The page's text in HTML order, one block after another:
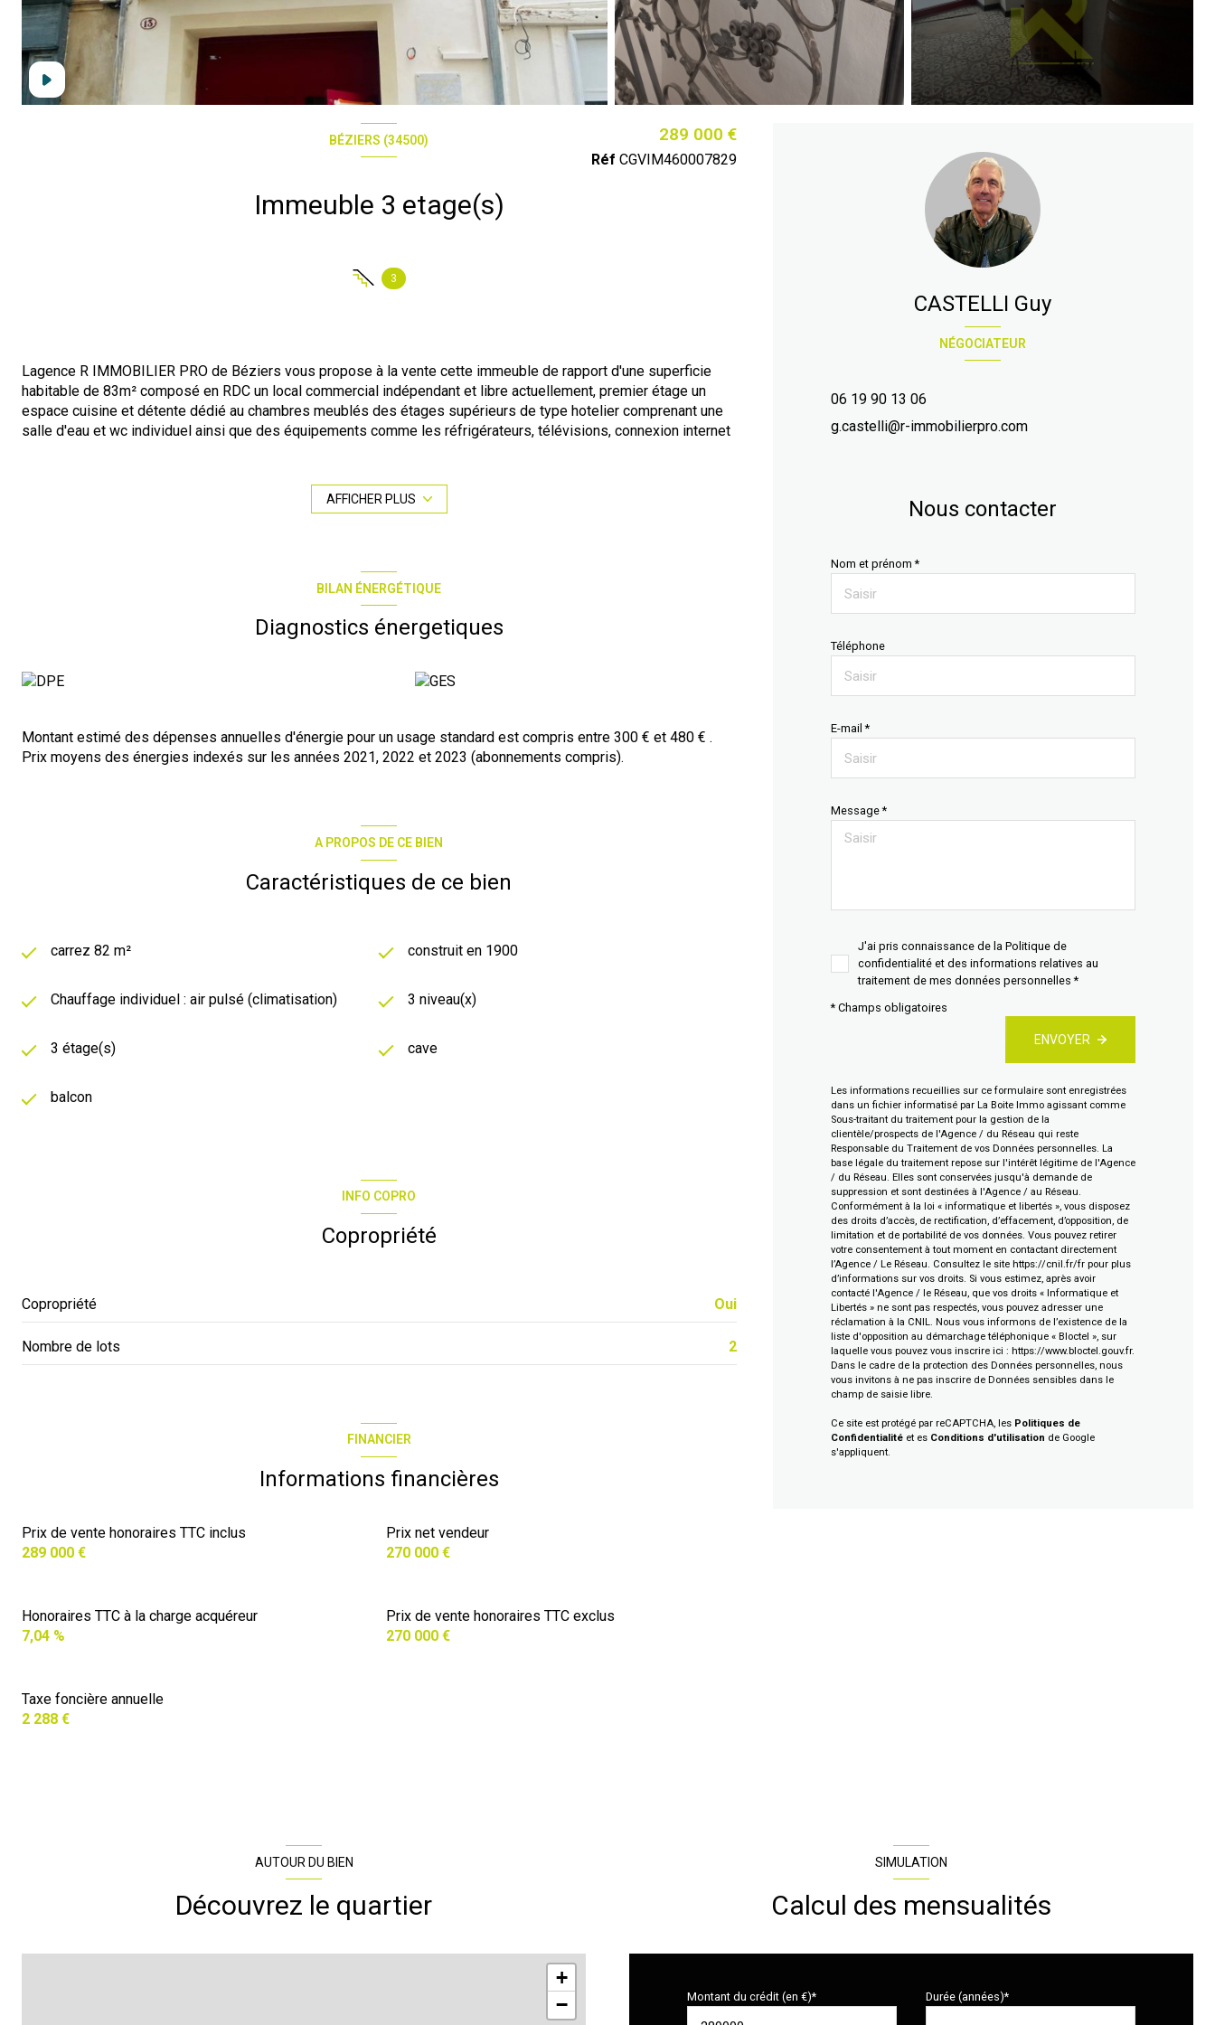
BÉZIERS (34500)
Immeuble 3 etage(s)
3
289 000 €
Réf CGVIM460007829
Lagence R IMMOBILIER PRO de Béziers vous propose à la vente cette immeuble de rapport d'une superficie
habitable de 83m² composé en RDC un local commercial indépendant et libre actuellement, premier étage un
espace cuisine et détente dédié au chambres meublés des étages supérieurs de type hotelier comprenant une
salle d'eau et wc individuel ainsi que des équipements comme les réfrigérateurs, télévisions, connexion internet
Contactez-moi pour tout renseignement ou prise de rendez-vous pour visiter ce bien.
Guy CASTELLI au 06.19.90.13.06 ; mail : g.castelli@r-immobilierpro.com
Les informations sur les risques auxquels ce bien est exposé sont disponibles sur le site
AFFICHER PLUS
BILAN ÉNERGÉTIQUE
Diagnostics énergetiques
Montant estimé des dépenses annuelles d'énergie pour un usage standard est compris entre 300 € et 480 € .
Prix moyens des énergies indexés sur les années 2021, 2022 et 2023 (abonnements compris).
A PROPOS DE CE BIEN
Caractéristiques de ce bien
carrez 82 m² construit en 1900
Chauffage individuel : air pulsé (climatisation) 3 niveau(x)
3 étage(s) cave
balcon
INFO COPRO
Copropriété
Copropriété Oui
Nombre de lots 2
FINANCIER
Informations financières
Prix de vente honoraires TTC inclus
289 000 €
Prix net vendeur
270 000 €
Prix de vente honoraires TTC exclus
270 000 €
Honoraires TTC à la charge acquéreur
7,04 %
Taxe foncière annuelle
2 288 €
NÉGOCIATEUR
CASTELLI Guy
06 19 90 13 06
g.castelli@r-immobilierpro.com
Nous contacter
Nom et prénom *
Téléphone
E-mail *
Message *
J'ai pris connaissance de la Politique de
confidentialité et des informations relatives au
traitement de mes données personnelles *
* Champs obligatoires
ENVOYER
Les informations recueillies sur ce formulaire sont enregistrées
dans un fichier informatisé par La Boite Immo agissant comme
Sous-traitant du traitement pour la gestion de la
clientèle/prospects de l'Agence / du Réseau qui reste
Responsable du Traitement de vos Données personnelles. La
base légale du traitement repose sur l'intérêt légitime de l'Agence
/ du Réseau. Elles sont conservées jusqu'à demande de
suppression et sont destinées à l'Agence / au Réseau.
Conformément à la loi « informatique et libertés », vous disposez
des droits d’accès, de rectification, d’effacement, d’opposition, de
limitation et de portabilité de vos données. Vous pouvez retirer
votre consentement à tout moment en contactant directement
l’Agence / Le Réseau. Consultez le site https://cnil.fr/frpour plus
d’informations sur vos droits. Si vous estimez, après avoir
contacté l'Agence / le Réseau, que vos droits « Informatique et
Libertés » ne sont pas respectés, vous pouvez adresser une
réclamation à la CNIL. Nous vous informons de l’existence de la
liste d'opposition au démarchage téléphonique « Bloctel », sur
laquelle vous pouvez vous inscrire ici : https://www.bloctel.gouv.fr.
Dans le cadre de la protection des Données personnelles, nous
vous invitons à ne pas inscrire de Données sensibles dans le
champ de saisie libre.
Ce site est protégé par reCAPTCHA, les Politiques de
Confidentialitéet es Conditions d'utilisation de Google
s'appliquent.
AUTOUR DU BIEN
Découvrez le quartier
+
−
SIMULATION
Calcul des mensualités
Montant du crédit (en €)* Durée (années)*